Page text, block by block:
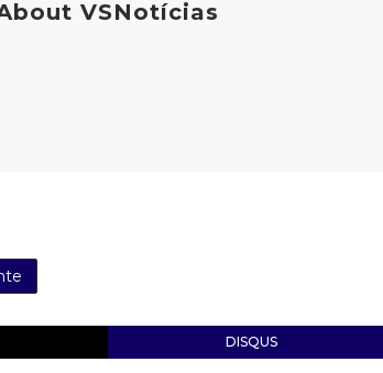
VSNotícias
DISQUS